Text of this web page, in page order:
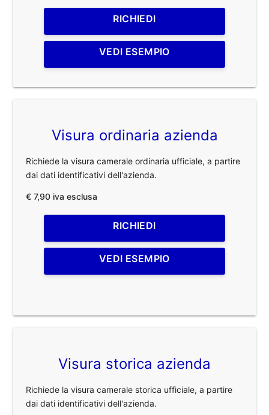
RICHIEDI
VEDI ESEMPIO
Visura ordinaria azienda
Richiede la visura camerale ordinaria ufficiale, a partire
dai dati identificativi dell'azienda.
€ 7,90 iva esclusa
RICHIEDI
VEDI ESEMPIO
Visura storica azienda
Richiede la visura camerale storica ufficiale, a partire
dai dati identificativi dell'azienda.